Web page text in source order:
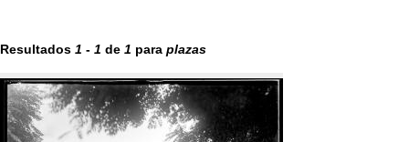
Resultados 1 - 1 de 1 para plazas